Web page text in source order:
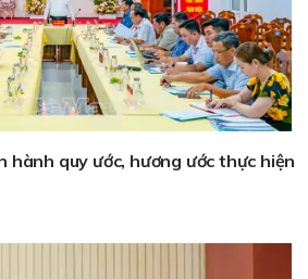
hành quy ước, hương ước thực hiện